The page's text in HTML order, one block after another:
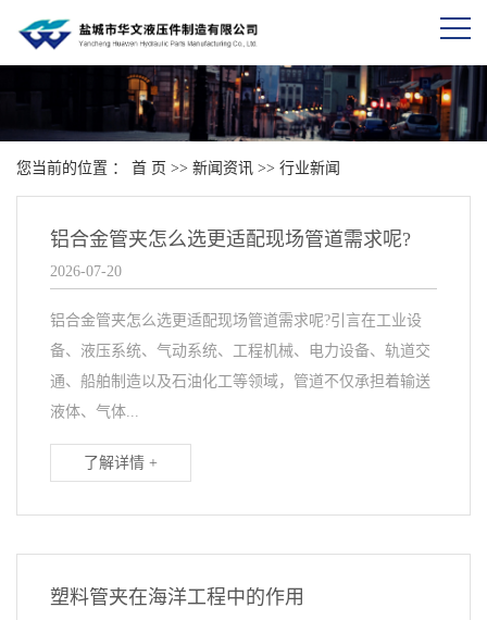
您当前的位置 ： 首 页 >> 新闻资讯 >> 行业新闻
铝合金管夹怎么选更适配现场管道需求呢?
2026-07-20
铝合金管夹怎么选更适配现场管道需求呢?引言在工业设
备、液压系统、气动系统、工程机械、电力设备、轨道交
通、船舶制造以及石油化工等领域，管道不仅承担着输送
液体、气体...
了解详情 +
塑料管夹在海洋工程中的作用